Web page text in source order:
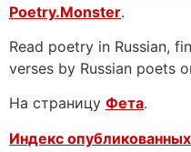
Poetry.Monster.
Read poetry in Russian,
verses by Russian poets
На страницу Фета.
Индекс